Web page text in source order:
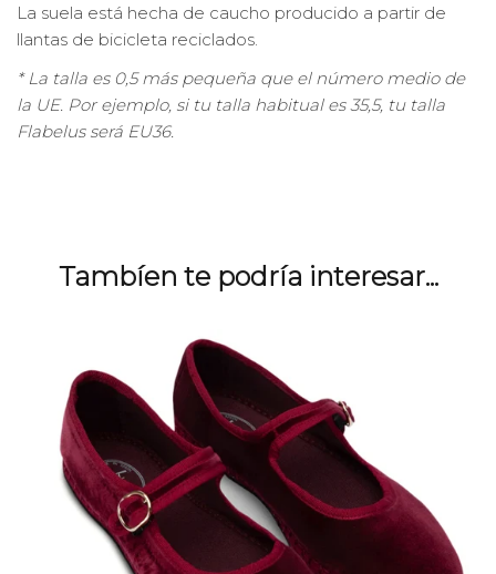
La suela está hecha de caucho producido a partir de
llantas de bicicleta reciclados.
* La talla es 0,5 más pequeña que el número medio de
la UE. Por ejemplo, si tu talla habitual es 35,5, tu talla
Flabelus será EU36.
Tambíen te podría interesar...